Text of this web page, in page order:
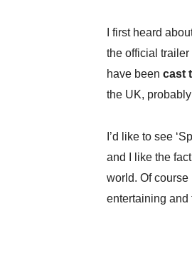
I first heard
the official
have been cast
the UK,
I’d like to see
and I like the
world. Of
entertaining and